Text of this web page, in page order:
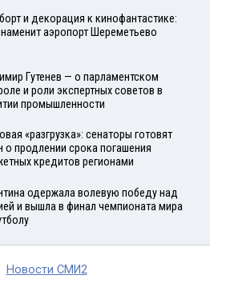
и декорация к кинофантастике:
аэропорт Шереметьево
Гутенев — о парламентском
и роли экспертных советов в
промышленности
«разгрузка»: сенаторы готовят
о продлении срока погашения
кредитов регионами
одержала волевую победу над
и вышла в финал чемпионата мира
Новости СМИ2